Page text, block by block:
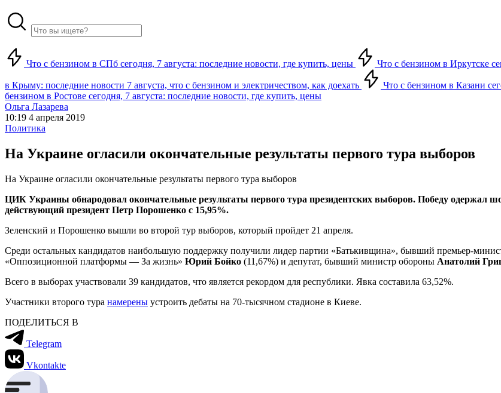
Что с бензином в СПб сегодня, 7 августа: последние новости, где купить, цены Что с бензином в Иркутске
в Крыму: последние новости 7 августа, что с бензином и электричеством, как доехать Что с бензином в Казани
бензином в Ростове сегодня, 7 августа: последние новости, где купить, цены
Ольга Лазарева
10:19 4 апреля 2019
Политика
На Украине огласили окончательные результаты первого тура выборов
На Украине огласили окончательные результаты первого тура выборов
ЦИК Украины обнародовал окончательные результаты первого тура президентских выборов. Победу одержал
действующий президент Петр Порошенко с 15,95%.
Зеленский и Порошенко вышли во второй тур выборов, который пройдет 21 апреля.
Среди остальных кандидатов наибольшую поддержку получили лидер партии «Батькивщина», бывший премьер-
«Оппозиционной платформы — За жизнь» Юрий Бойко (11,67%) и депутат, бывший министр обороны Анатолий
Всего в выборах участвовали 39 кандидатов, что является рекордом для республики. Явка составила 63,52%.
Участники второго тура намерены устроить дебаты на 70-тысячном стадионе в Киеве.
ПОДЕЛИТЬСЯ В
Telegram
Vkontakte